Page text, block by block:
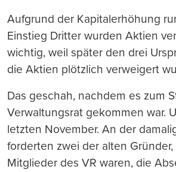
Aufgrund der Kapitalerhöhung
Einstieg Dritter wurden Aktien
wichtig, weil später den drei
die Aktien plötzlich verweigert
Das geschah, nachdem es zum
Verwaltungsrat gekommen war.
letzten November. An der
forderten zwei der alten
Mitglieder des VR waren, die